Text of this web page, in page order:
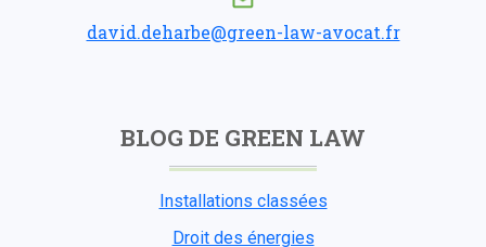
david.deharbe@green-law-avocat.fr
BLOG DE GREEN LAW
Installations classées
Droit des énergies